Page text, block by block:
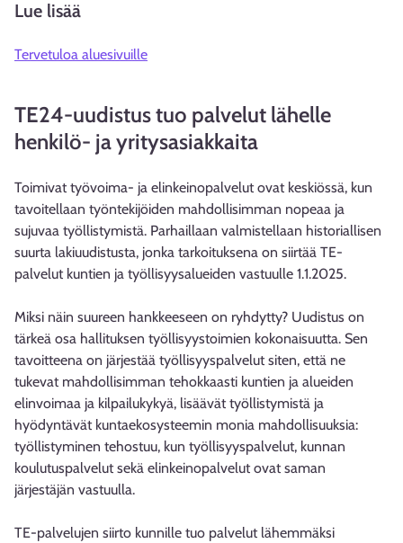
Lue lisää
Tervetuloa aluesivuille
TE24-uudistus tuo palvelut lähelle
henkilö- ja yritysasiakkaita
Toimivat työvoima- ja elinkeinopalvelut ovat keskiössä, kun
tavoitellaan työntekijöiden mahdollisimman nopeaa ja
sujuvaa työllistymistä. Parhaillaan valmistellaan historiallisen
suurta lakiuudistusta, jonka tarkoituksena on siirtää TE-
palvelut kuntien ja työllisyysalueiden vastuulle 1.1.2025.
Miksi näin suureen hankkeeseen on ryhdytty? Uudistus on
tärkeä osa hallituksen työllisyystoimien kokonaisuutta. Sen
tavoitteena on järjestää työllisyyspalvelut siten, että ne
tukevat mahdollisimman tehokkaasti kuntien ja alueiden
elinvoimaa ja kilpailukykyä, lisäävät työllistymistä ja
hyödyntävät kuntaekosysteemin monia mahdollisuuksia:
työllistyminen tehostuu, kun työllisyyspalvelut, kunnan
koulutuspalvelut sekä elinkeinopalvelut ovat saman
järjestäjän vastuulla.
TE-palvelujen siirto kunnille tuo palvelut lähemmäksi